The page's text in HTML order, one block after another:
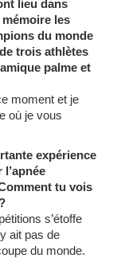
lieu dans
les
du monde
trois athlètes
palme et
moment et je
où je vous
expérience
tu vois
s’étoffe
ait pas de
du monde.